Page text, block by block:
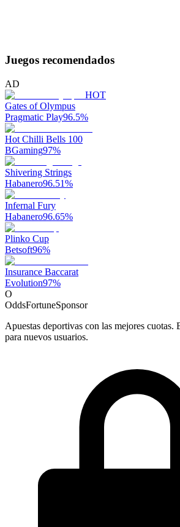
Juegos recomendados
AD
HOT
Gates of Olympus
Pragmatic Play96.5%
Hot Chilli Bells 100
BGaming97%
Shivering Strings
Habanero96.51%
Infernal Fury
Habanero96.65%
Plinko Cup
Betsoft96%
Insurance Baccarat
Evolution97%
O
OddsFortuneSponsor
Apuestas deportivas con las mejores cuotas.
para nuevos usuarios.